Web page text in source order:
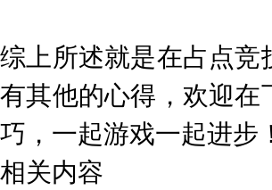
综上所述就是在占点
有其他的心得，欢迎
巧，一起游戏一起进步！
相关内容